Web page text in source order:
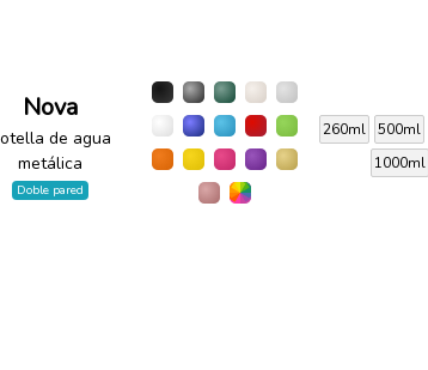
Nova
de agua
metálica
Doble pared
260ml 500ml
1000ml